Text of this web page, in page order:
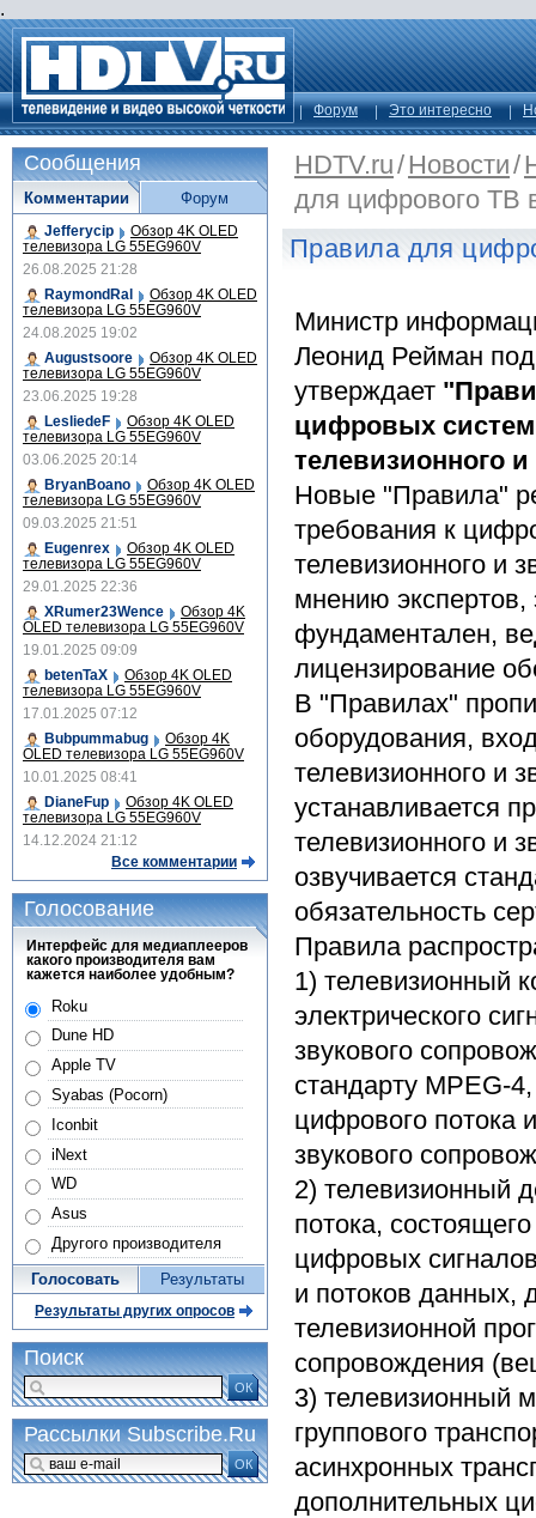
.
Форум Это интересно
HDTV.ru/Новости/
для цифрового ТВ
Правила для
Министр
Леонид Рейман
утверждает
цифровых
телевизионного
Новые "Правила"
требования к
телевизионного и
мнению экспертов,
фундаментален,
лицензирование
В "Правилах"
оборудования,
телевизионного и
устанавливается
телевизионного и
озвучивается
обязательность
Правила
1) телевизионный
электрического
звукового
стандарту MPEG-
цифрового потока
звукового
2) телевизионный
потока,
цифровых
и потоков данных,
телевизионной
сопровождения
3) телевизионный
группового
асинхронных
дополнительных
Сообщения
Комментарии
Jefferycip Обзор 4K OLED
телевизора LG 55EG960V
26.08.2025 21:28
RaymondRal
Обзор 4K OLED
телевизора LG 55EG960V
24.08.2025 19:02
Augustsoore
Обзор 4K OLED
телевизора LG 55EG960V
23.06.2025 19:28
LesliedeF
Обзор 4K OLED
телевизора LG 55EG960V
03.06.2025 20:14
BryanBoano
Обзор 4K OLED
телевизора LG 55EG960V
09.03.2025 21:51
Eugenrex
Обзор 4K OLED
телевизора LG 55EG960V
29.01.2025 22:36
XRumer23Wence
Обзор 4K
OLED телевизора LG 55EG960V
19.01.2025 09:09
betenTaX
Обзор 4K OLED
телевизора LG 55EG960V
17.01.2025 07:12
Bubpummabug
Обзор 4K
OLED телевизора LG 55EG960V
10.01.2025 08:41
DianeFup
Обзор 4K OLED
телевизора LG 55EG960V
14.12.2024 21:12
Все комментарии
Форум
Голосование
Интерфейс для медиаплееров
какого производителя вам
кажется наиболее удобным?
Roku
Dune HD
Apple TV
Syabas (Pocorn)
Iconbit
iNext
WD
Asus
Другого производителя
Голосовать Результаты
Результаты других опросов
Поиск
ОК
Рассылки Subscribe.Ru
ОК